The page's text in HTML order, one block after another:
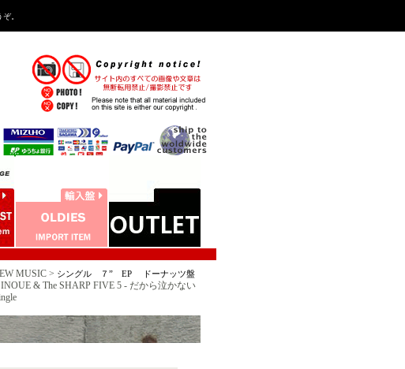
。
MUSIC > シングル ７” EP ドーナッツ盤
& The SHARP FIVE 5 - だから泣かない